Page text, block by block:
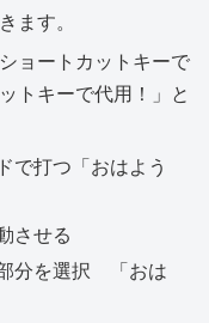
ます。
ョートカットキーで
トキーで代用！」と
で打つ「おはよう
させる
分を選択 「おは